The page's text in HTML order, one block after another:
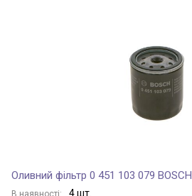
Оливний фільтр 0 451 103 079 BOSCH
В наявності: 4 шт.